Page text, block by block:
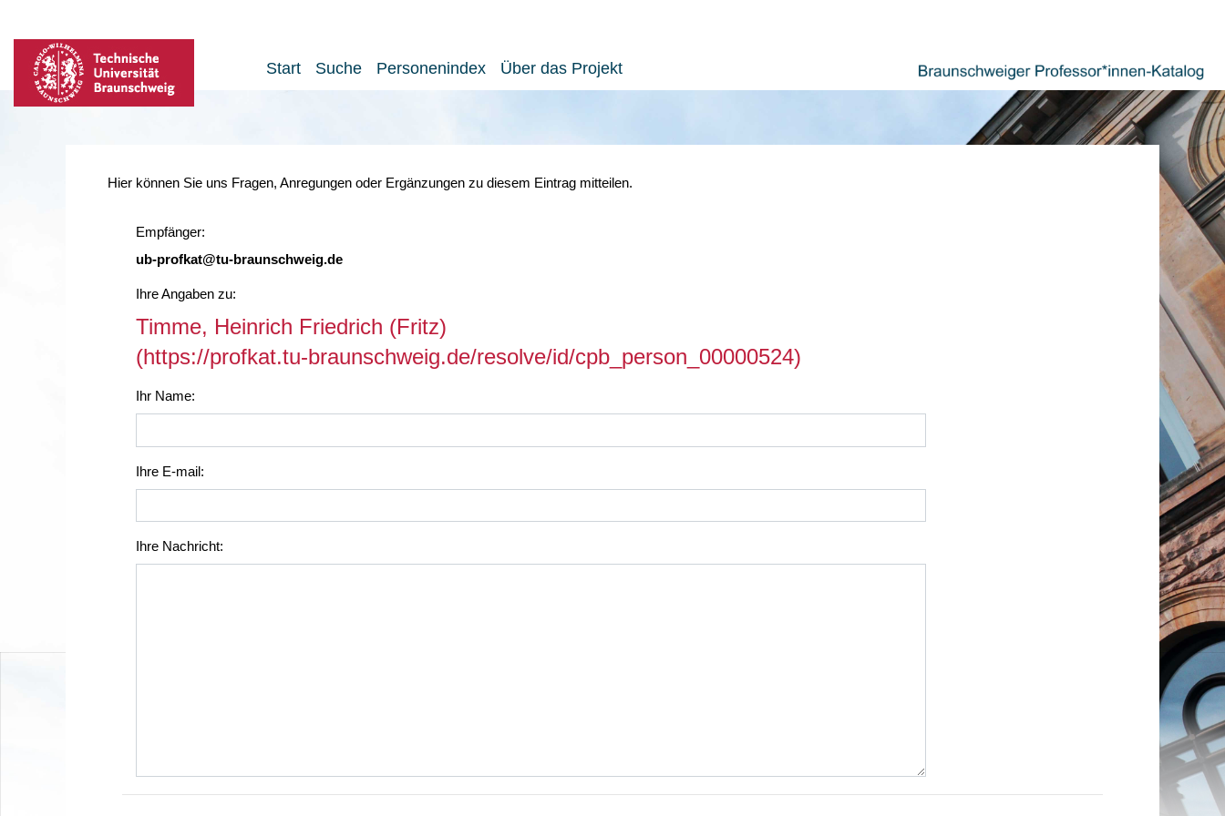
Start Suche Personenindex Über das Projekt
Hier können Sie uns Fragen, Anregungen oder Ergänzungen zu diesem Eintrag mitteilen.
Empfänger:
ub-profkat@tu-braunschweig.de
Ihre Angaben zu:
Timme, Heinrich Friedrich (Fritz)
(https://profkat.tu-braunschweig.de/resolve/id/cpb_person_00000524)
Ihr Name:
Ihre E-mail:
Ihre Nachricht: